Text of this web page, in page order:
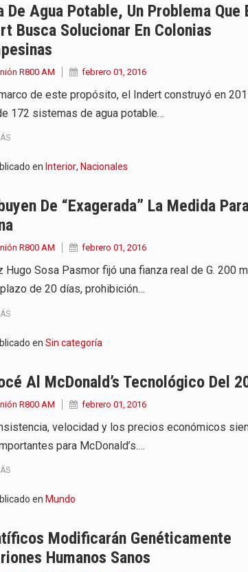
que reside en…
en el aeropuerto…
extrema tensión durante la madrugada…
recorrido que realizó este jueves…
Ministerio de…
por un ambiente…
el Senado y,…
De Agua Potable, Un Problema Que
Busca Solucionar En Colonias
R800 AM febrero 01, 2016
de este propósito, el Indert construyó en
172 sistemas de agua potable…
en Interior, Nacionales
De “exagerada” La Medida
R800 AM febrero 01, 2016
Hugo Sosa Pasmor fijó una fianza real de G. 200
de 20 días, prohibición…
en Sin categoría
Al McDonald’s Tecnológico Del
R800 AM febrero 01, 2016
velocidad y los precios económicos
para McDonald’s.…
en Mundo
Modificarán Genéticamente
Humanos Sanos